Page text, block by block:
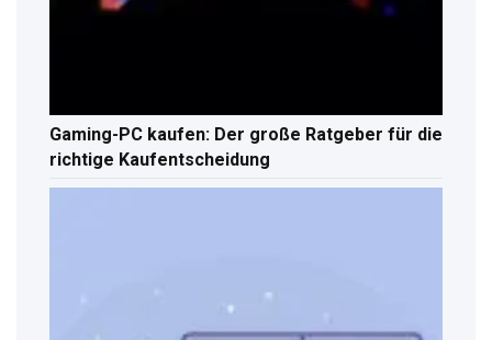
Gaming-PC kaufen: Der große Ratgeber für die
richtige Kaufentscheidung